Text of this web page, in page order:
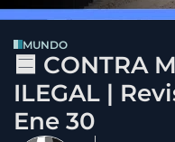
MUNDO
🟦 CONTRA
ILEGAL |
Ene 30